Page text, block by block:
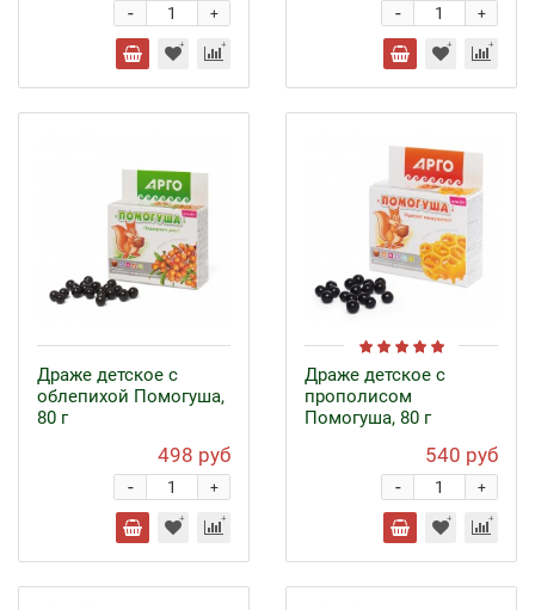
+
- +
-
Драже детское с
облепихой Помогуша,
80 г
498 руб
+
-
Драже детское с
прополисом
Помогуша, 80 г
540 руб
+
-